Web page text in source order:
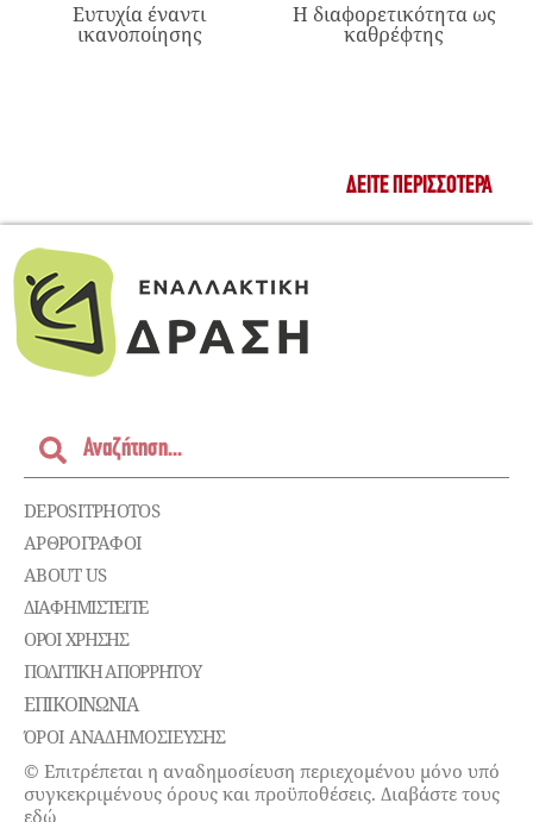
Ευτυχία έναντι
ικανοποίησης
Η διαφορετικότητα ως
καθρέφτης
ΔΕΊΤΕ ΠΕΡΙΣΣΌΤΕΡΑ
DEPOSITPHOTOS
ΑΡΘΡΟΓΡΑΦΟΙ
ABOUT US
ΔΙΑΦΗΜΙΣΤΕΊΤΕ
ΌΡΟΙ ΧΡΉΣΗΣ
ΠΟΛΙΤΙΚΉ ΑΠΟΡΡΉΤΟΥ
ΕΠΙΚΟΙΝΩΝΊΑ
ΌΡΟΙ ΑΝΑΔΗΜΟΣΙΕΥΣΗΣ
© Επιτρέπεται η αναδημοσίευση περιεχομένου μόνο υπό
συγκεκριμένους όρους και προϋποθέσεις. Διαβάστε τους
εδώ